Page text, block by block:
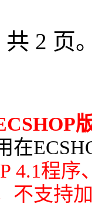
共 2 页
4.1程
不支持